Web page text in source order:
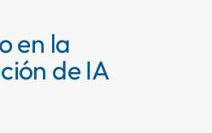
en la
de IA